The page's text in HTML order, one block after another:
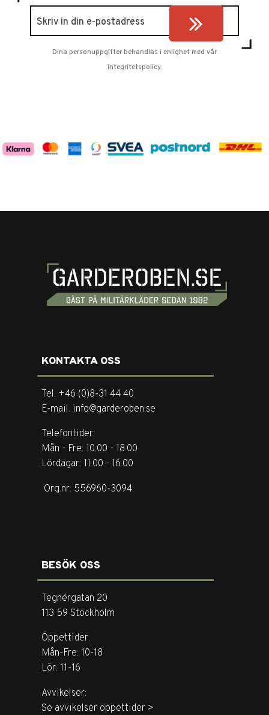
Dina personuppgifter behandlas i enlighet med vår
integritetspolicy.
KONTAKTA OSS
Tel. +46 (0)8-31 44 40
E-mail. info@garderoben.se
Telefontider:
Mån - Fre: 10.00 - 18.00
Lördagar: 11.00 - 16.00
Org.nr: 556960-3094
BESÖK OSS
Tegnérgatan 20
113 59 Stockholm
Öppettider:
Mån-Fre: 10-18
Lör: 11-16
Avvikelser:
Se avvikelser öppettider >